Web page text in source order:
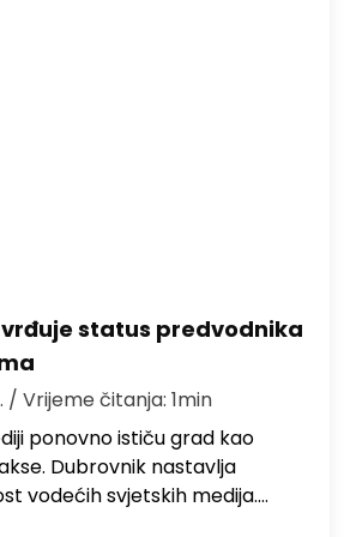
status predvodnika
/ Vrijeme čitanja: 1min
ponovno ističu grad kao
Dubrovnik nastavlja
vodećih svjetskih medija.…